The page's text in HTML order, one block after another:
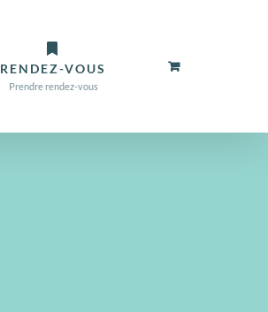
RENDEZ-VOUS
Prendre rendez-vous